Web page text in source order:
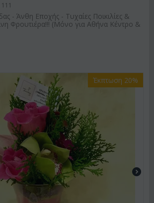
111
- Άνθη Εποχής - Τυχαίες Ποικιλίες &
Φρουτιέρα!!! (Μόνο για Αθήνα Κέντρο &
Έκπτωση 20%